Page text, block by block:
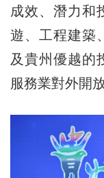
成效、潛力和
遊、工程建築
及貴州優越的
服務業對外開